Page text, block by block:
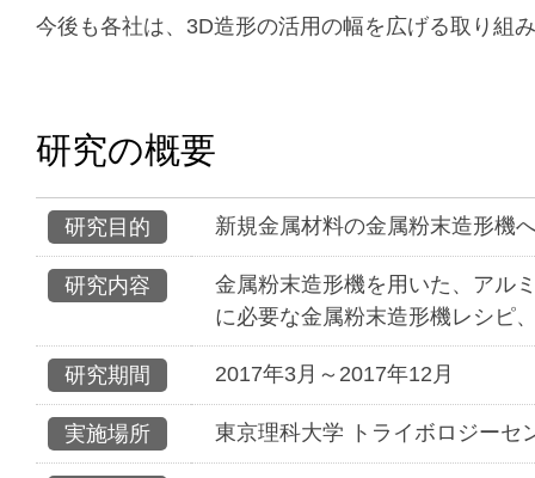
今後も各社は、3D造形の活用の幅を広げる取り組
研究の概要
研究目的 新規金属材料の金属粉末造形機
研究内容
金属粉末造形機を用いた、アル
に必要な金属粉末造形機レシピ
研究期間 2017年3月～2017年12月
実施場所 東京理科大学 トライボロジーセ